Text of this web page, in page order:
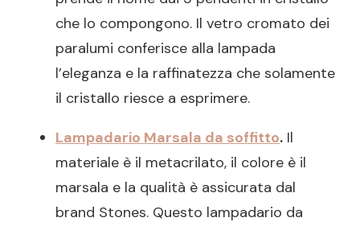
che lo compongono. Il vetro cromato dei
paralumi conferisce alla lampada
l’eleganza e la raffinatezza che solamente
il cristallo riesce a esprimere.
Lampadario Marsala da soffitto. Il
materiale è il metacrilato, il colore è il
marsala e la qualità è assicurata dal
brand Stones. Questo lampadario da